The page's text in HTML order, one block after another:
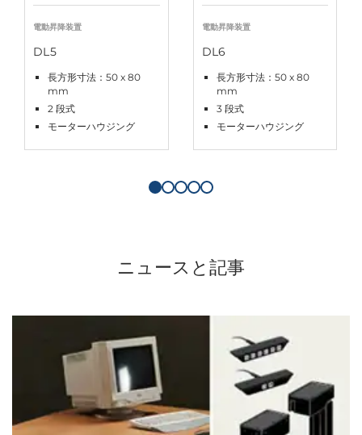
電動昇降装置
DL5
長方形寸法：50 x 80
mm
2 段式
モーターハウジング
電動昇降装置
DL6
長方形寸法：50 x 80
mm
3 段式
モーターハウジング
ニュースと記事